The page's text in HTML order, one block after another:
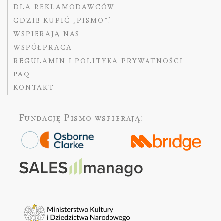
DLA REKLAMODAWCÓW
GDZIE KUPIĆ „PISMO”?
WSPIERAJĄ NAS
WSPÓŁPRACA
REGULAMIN I POLITYKA PRYWATNOŚCI
FAQ
KONTAKT
Fundację Pismo wspierają: